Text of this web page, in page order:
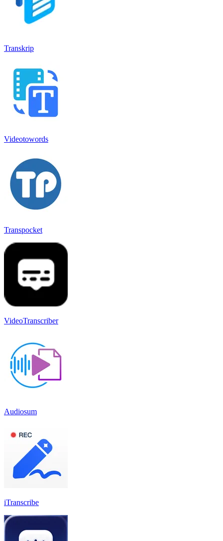
Transkrip
Videotowords
Transpocket
VideoTranscriber
Audiosum
iTranscribe